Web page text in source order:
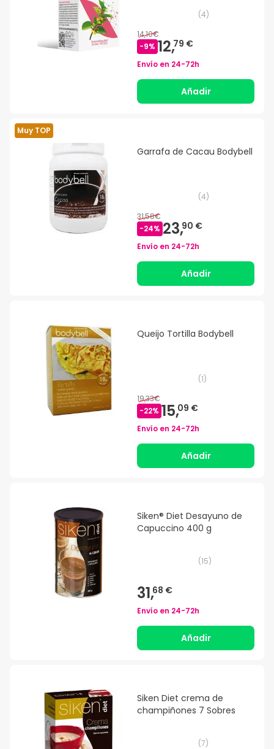
(4)
14,10€
-9% 12,79 €
Envío en 24-72h
Añadir
Muy TOP
Garrafa de Cacau Bodybell
(4)
31,58€
-24% 23,90 €
Envío en 24-72h
Añadir
Queijo Tortilla Bodybell
(1)
19,33€
-22% 15,09 €
Envío en 24-72h
Añadir
Siken® Diet Desayuno de
Capuccino 400 g
(15)
31,68 €
Envío en 24-72h
Añadir
Siken Diet crema de
champiñones 7 Sobres
(7)